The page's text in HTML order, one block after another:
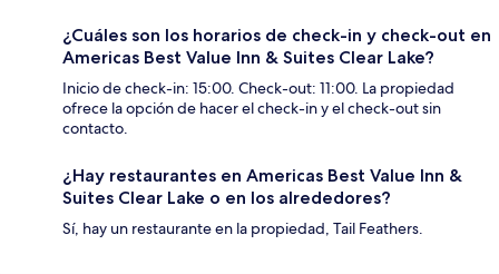
¿Cuáles son los horarios de check-in y check-out en
Americas Best Value Inn & Suites Clear Lake?
Inicio de check-in: 15:00. Check-out: 11:00. La propiedad
ofrece la opción de hacer el check-in y el check-out sin
contacto.
¿Hay restaurantes en Americas Best Value Inn &
Suites Clear Lake o en los alrededores?
Sí, hay un restaurante en la propiedad, Tail Feathers.